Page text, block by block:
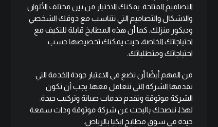
التصاميم المتاحة. يمكنك الاختيار من بين مختلف الألوان
والاشكال والتصاميم التي تتناسب مع ذوقك الشخصي
وديكور منزلك. كما أن هذه المطابخ قابلة للتكيف مع
احتياجاتك الخاصة، حيث يمكنك تخصيصها حسب
احتياجاتك ومتطلباتك.
من المهم أيضًا أن تضع في الاعتبار جودة الخدمة التي
تقدمها الشركة التي تتعامل معها. يجب أن تكون
الشركة موثوقة وتقدم خدمات صيانة وتركيب جيدة.
لهذا، ننصحك بالبحث عن شركة موثوقة وذات سمعة
جيدة في سوق مطابخ ايكيا بالرياض.